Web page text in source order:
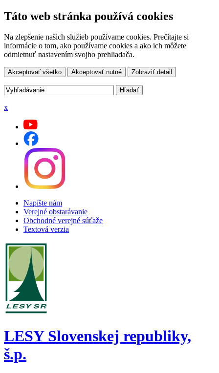
Táto web stránka používá cookies
Na zlepšenie našich služieb používame cookies. Prečítajte si
informácie o tom, ako používame cookies a ako ich môžete
odmietnuť nastavením svojho prehliadača.
Akceptovať všetko Akceptovať nutné Zobraziť detail
x
Napíšte nám
Verejné obstarávanie
Obchodné verejné súťaže
Textová verzia
LESY Slovenskej republiky,
š.p.